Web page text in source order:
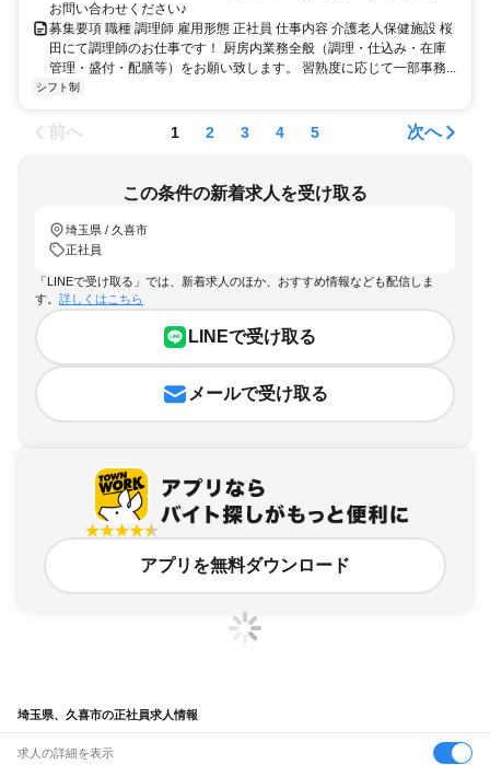
お問い合わせください♪
募集要項 職種 調理師 雇用形態 正社員 仕事内容 介護老人保健施設 桜
田にて調理師のお仕事です！ 厨房内業務全般（調理・仕込み・在庫
管理・盛付・配膳等）をお願い致します。 習熟度に応じて一部事務...
シフト制
前へ 1 2 3 4 5 次へ
この条件の新着求人を受け取る
埼玉県 / 久喜市
正社員
「LINEで受け取る」では、新着求人のほか、おすすめ情報なども配信しま
す。 詳しくはこちら
LINEで受け取る
メールで受け取る
アプリを無料ダウンロード
埼玉県、久喜市の正社員求人情報
求人の詳細を表示